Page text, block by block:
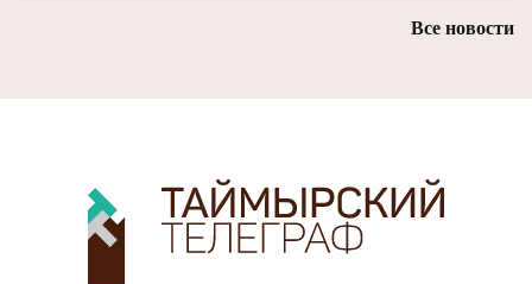
Все новости